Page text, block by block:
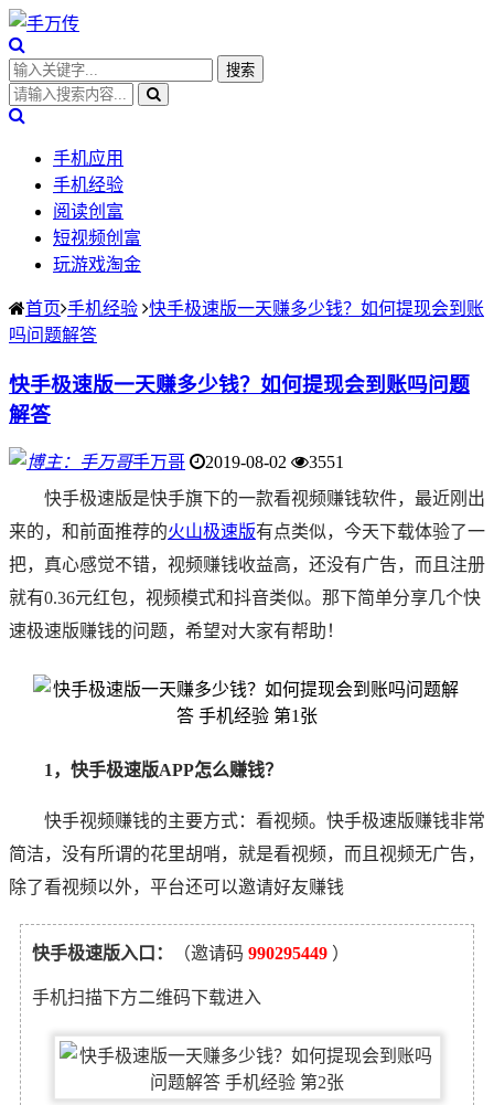
手机应用
手机经验
阅读创富
短视频创富
玩游戏淘金
首页 手机经验 快手极速版一天赚多少钱？如何提现会到账
吗问题解答
快手极速版一天赚多少钱？如何提现会到账吗问题
解答
手万哥 2019-08-02
3551
快手极速版是快手旗下的一款看视频赚钱软件，最近刚出
来的，和前面推荐的火山极速版有点类似，今天下载体验了一
把，真心感觉不错，视频赚钱收益高，还没有广告，而且注册
就有0.36元红包，视频模式和抖音类似。那下简单分享几个快
速极速版赚钱的问题，希望对大家有帮助！
1，快手极速版APP怎么赚钱？
快手视频赚钱的主要方式：看视频。快手极速版赚钱非常
简洁，没有所谓的花里胡哨，就是看视频，而且视频无广告，
除了看视频以外，平台还可以邀请好友赚钱
快手极速版入口： （邀请码 990295449 ）
手机扫描下方二维码下载进入